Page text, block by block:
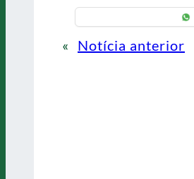
« Notícia anterior